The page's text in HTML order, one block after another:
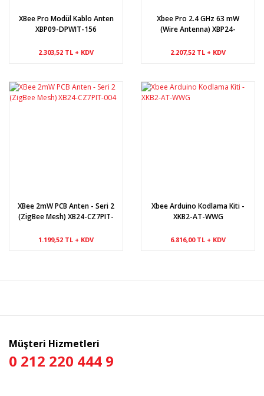
XBee Pro Modül Kablo Anten
XBP09-DPWIT-156
2.303,52 TL + KDV
Xbee Pro 2.4 GHz 63 mW
(Wire Antenna) XBP24-
2.207,52 TL + KDV
XBee 2mW PCB Anten - Seri 2
(ZigBee Mesh) XB24-CZ7PIT-
1.199,52 TL + KDV
Xbee Arduino Kodlama Kiti -
XKB2-AT-WWG
6.816,00 TL + KDV
Müşteri Hizmetleri
0 212 220 444 9